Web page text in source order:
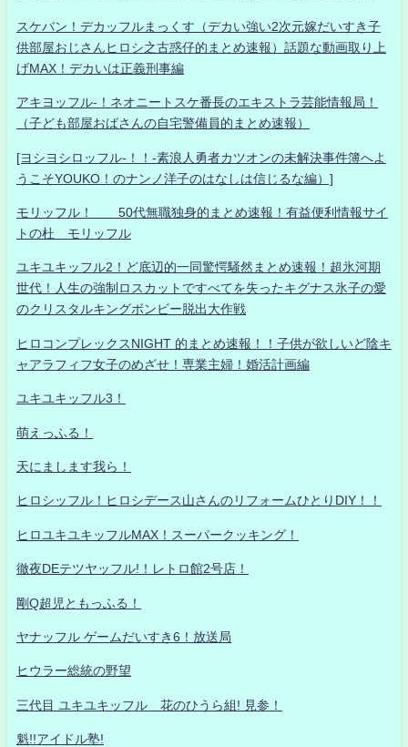
スケバン！デカッフルまっくす（デカい強い2次元嫁だいすき子
供部屋おじさんヒロシ之古惑仔的まとめ速報）話題な動画取り上
げMAX！デカいは正義刑事編
アキヨッフル-！ネオニートスケ番長のエキストラ芸能情報局！
（子ども部屋おばさんの自宅警備員的まとめ速報）
[ヨシヨシロッフル-！！-素浪人勇者カツオンの未解決事件簿へよ
うこそYOUKO！のナンノ洋子のはなしは信じるな編）]
モリッフル！ 50代無職独身的まとめ速報！有益便利情報サイ
トの杜 モリッフル
ユキユキッフル2！ど底辺的一同驚愕騒然まとめ速報！超氷河期
世代！人生の強制ロスカットですべてを失ったキグナス氷子の愛
のクリスタルキングボンビー脱出大作戦
ヒロコンプレックスNIGHT 的まとめ速報！！子供が欲しいど陰キ
ャアラフィフ女子のめざせ！専業主婦！婚活計画編
ユキユキッフル3！
萌えっふる！
天にまします我ら！
ヒロシッフル！ヒロシデース山さんのリフォームひとりDIY！！
ヒロユキユキッフルMAX！スーパークッキング！
徹夜DEテツヤッフル!！レトロ館2号店！
剛Q超児ともっふる！
ヤナッフル ゲームだいすき6！放送局
ヒウラー総統の野望
三代目 ユキユキッフル 花のひうら組! 見参！
魁!!アイドル塾!